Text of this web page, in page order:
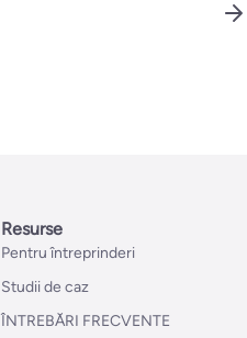
Resurse
Pentru întreprinderi
Studii de caz
ÎNTREBĂRI FRECVENTE